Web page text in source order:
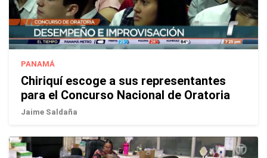
PANAMÁ
Chiriquí escoge a sus representantes
para el Concurso Nacional de Oratoria
Jaime Saldaña